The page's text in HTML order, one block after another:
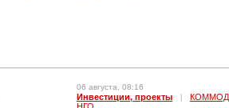
06 августа, 08:16
Инвестиции, проекты |